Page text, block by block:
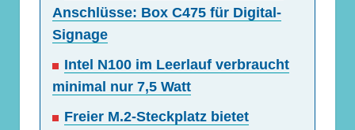
Anschlüsse: Box C475 für Digital-
Signage
Intel N100 im Leerlauf verbraucht
minimal nur 7,5 Watt
Freier M.2-Steckplatz bietet